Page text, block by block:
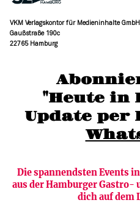
"Heute in
Die spannendsten Events
aus der Hamburger Gastro-
dich auf dem
VKM Verlagskontor für Medieninhalte GmbH
Gaußstraße 190c
22765 Hamburg
moc.grubmah-enezs@ofni
Newsletter abonnieren